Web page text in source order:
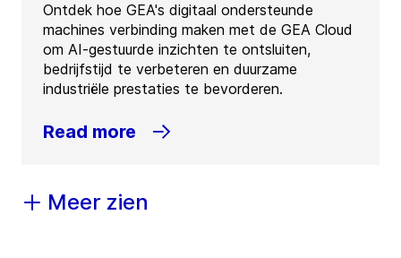
Ontdek hoe GEA's digitaal ondersteunde
machines verbinding maken met de GEA Cloud
om AI-gestuurde inzichten te ontsluiten,
bedrijfstijd te verbeteren en duurzame
industriële prestaties te bevorderen.
Read more
Meer zien